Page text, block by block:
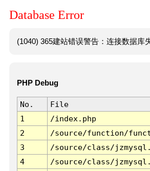
Database Error
(1040) 365建站错误警告：连接数据库
PHP Debug
No. File
1
/index.php
2
/source/function/
3
/source/class/
4
/source/class/